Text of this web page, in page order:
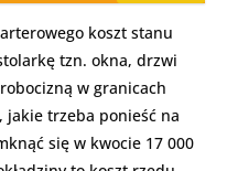
koszt stanu
tzn. okna, drzwi
w granicach
jakie trzeba ponieść na
się w kwocie 17 000